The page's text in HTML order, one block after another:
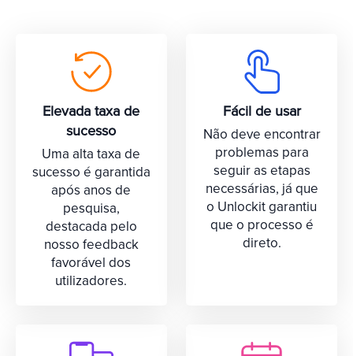
Elevada taxa de
sucesso
Uma alta taxa de
sucesso é garantida
após anos de
pesquisa,
destacada pelo
nosso feedback
favorável dos
utilizadores.
Fácil de usar
Não deve encontrar
problemas para
seguir as etapas
necessárias, já que
o Unlockit garantiu
que o processo é
direto.